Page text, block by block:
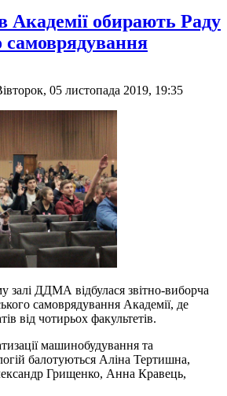
Академії обирають Раду
самоврядування
05 листопада 2019, 19:35
залі ДДМА відбулася звітно-виборча
самоврядування Академії, де
від чотирьох факультетів.
машинобудування та
балотуються Аліна Тертишна,
Грищенко, Анна Кравець,